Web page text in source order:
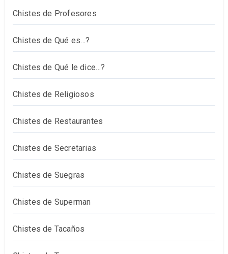
Chistes de Profesores
Chistes de Qué es…?
Chistes de Qué le dice…?
Chistes de Religiosos
Chistes de Restaurantes
Chistes de Secretarias
Chistes de Suegras
Chistes de Superman
Chistes de Tacaños